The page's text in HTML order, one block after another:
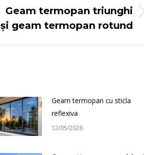
Next
post:
Geam termopan triunghi
și geam termopan rotund
Geam termopan cu sticla
reflexiva
12/05/2026